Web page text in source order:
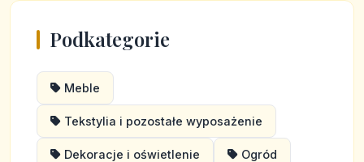
Podkategorie
Meble
Tekstylia i pozostałe wyposażenie
Dekoracje i oświetlenie Ogród